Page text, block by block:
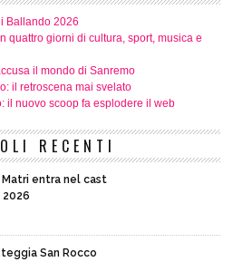
Ballando 2026
quattro giorni di cultura, sport, musica e
il mondo di Sanremo
il retroscena mai svelato
il nuovo scoop fa esplodere il web
RECENTI
Matri entra nel cast
San Rocco